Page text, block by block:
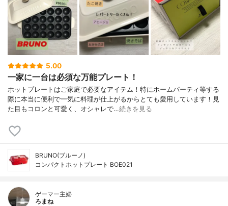
5.00
一家に一台は必須な万能プレート！
ホットプレートはご家庭で必要なアイテム！特にホームパーティ等する
際に本当に便利で一気に料理が仕上がるからとても愛用しています！見
た目もコロンと可愛く、オシャレで…続きを見る
BRUNO(ブルーノ)
コンパクトホットプレート BOE021
ゲーマー主婦
ろまね